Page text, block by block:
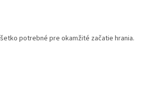
potrebné pre okamžité začatie hrania.